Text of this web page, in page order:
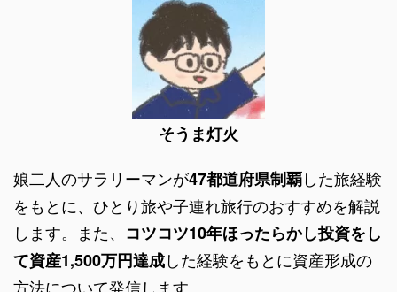
そうま灯火
娘二人のサラリーマンが47都道府県制覇した旅経験
をもとに、ひとり旅や子連れ旅行のおすすめを解説
します。また、 コツコツ10年ほったらかし投資をし
て資産1,500万円達成した経験をもとに資産形成の
方法について発信します。